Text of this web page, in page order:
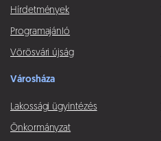
Hírdetmények
Programajánló
Vörösvári újság
Városháza
Lakossági ügyintézés
Önkormányzat